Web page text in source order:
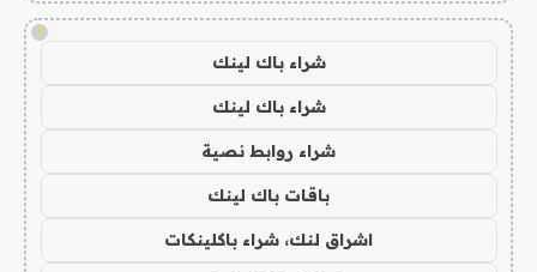
!
شراء باك لينك
شراء باك لينك
شراء روابط نصية
باقات باك لينك
اشراق لنك، شراء باكلينكات